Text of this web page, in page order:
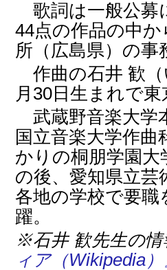
歌詞は一般公募
44点の作品の中
所（広島県）の事
作曲の石井 歓
月30日生まれで
武蔵野音楽大学
国立音楽大学作
かりの桐朋学園大
の後、愛知県立芸
各地の学校で要
躍。
※石井 歓先生の情
ィア（Wikipedia）